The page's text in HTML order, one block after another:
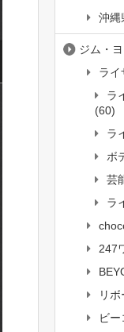
沖縄
ジム・
ライ
ラ
(60)
ラ
ボ
芸
ラ
247
リ
ビー